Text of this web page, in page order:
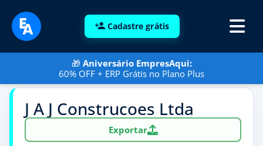
Cadastre grátis
🎁 Aniversário EmpresAqui:
60% OFF + ERP Grátis no Plano Plus
J A J Construcoes Ltda
Exportar